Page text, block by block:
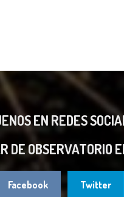
EN REDES
DE OBSERVATORIO
Facebook Twitter